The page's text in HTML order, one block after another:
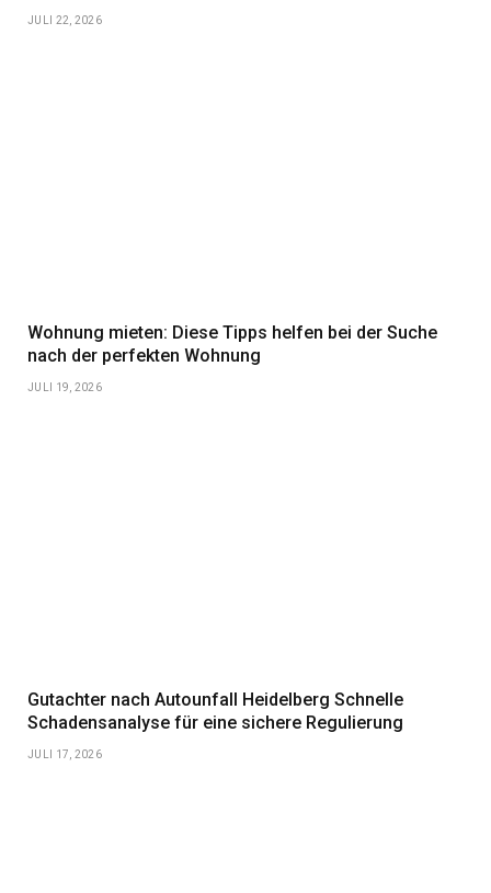
JULI 22, 2026
Wohnung mieten: Diese Tipps helfen bei der Suche
nach der perfekten Wohnung
JULI 19, 2026
Gutachter nach Autounfall Heidelberg Schnelle
Schadensanalyse für eine sichere Regulierung
JULI 17, 2026